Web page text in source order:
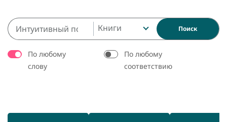
Книги Поиск
По любому
слову
По любому
соответствию